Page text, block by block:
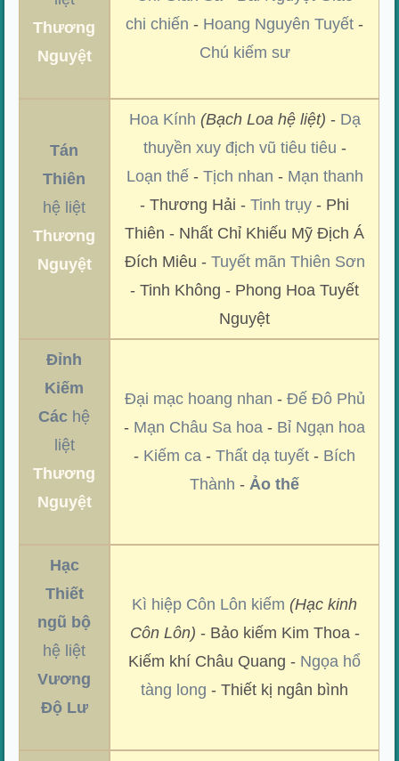
Thương
Nguyệt
chi chiến - Hoang Nguyên Tuyết -
Chú kiếm sư
Tán
Thiên
hệ liệt
Thương
Nguyệt
Hoa Kính (Bạch Loa hệ liệt) - Dạ
thuyền xuy địch vũ tiêu tiêu -
Loạn thế- Tịch nhan - Mạn thanh
- Thương Hải -Tinh trụy - Phi
Thiên - Nhất Chỉ Khiếu Mỹ Địch Á
Đích Miêu - Tuyết mãn Thiên Sơn
- Tinh Không - Phong Hoa Tuyết
Nguyệt
Đỉnh
Kiếm
Các hệ
liệt
Thương
Nguyệt
Đại mạc hoang nhan - Đế Đô Phủ
- Mạn Châu Sa hoa - Bỉ Ngạn hoa
- Kiếm ca -Thất dạ tuyết - Bích
Thành -Ảo thế
Hạc
Thiết
ngũ bộ
hệ liệt
Vương
Độ Lư
Kì hiệp Côn Lôn kiếm (Hạc kinh
Côn Lôn) - Bảo kiếm Kim Thoa -
Kiếm khí Châu Quang - Ngọa hổ
tàng long - Thiết kị ngân bình